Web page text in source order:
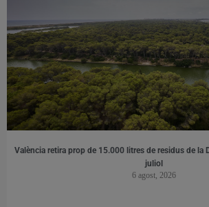
València retira prop de 15.000 litres de residus de la
juliol
6 agost, 2026